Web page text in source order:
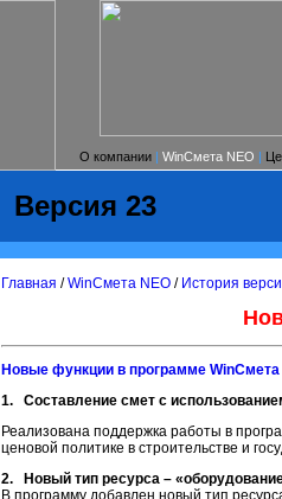
О компании | WinСмета NEO |
Версия 23
Главная /WinСмета NEO / История
Новые функции в программе WinCмета
1. Составление смет с
Реализована поддержка работы в
ценовой политике в строительстве и
2. Новый тип ресурса –
В программу добавлен новый тип